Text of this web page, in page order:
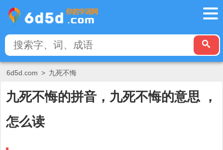
6d5d.com > 九死不悔
九死不悔的拼音，九死不悔的意思 ，
怎么读